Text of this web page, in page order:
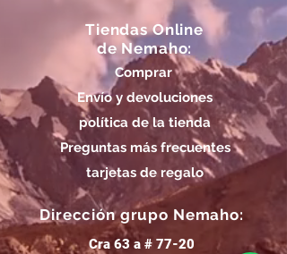
Tiendas Online
de Nemaho:
Comprar
Envío y devoluciones
política de la tienda
Preguntas más frecuentes
tarjetas de regalo
Dirección grupo Nemaho:
Cra 63 a # 77-20